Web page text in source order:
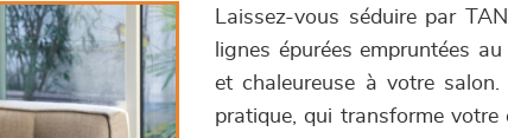
Laissez-vous séduire par
lignes épurées empruntées
et chaleureuse à votre
pratique, qui transforme votre